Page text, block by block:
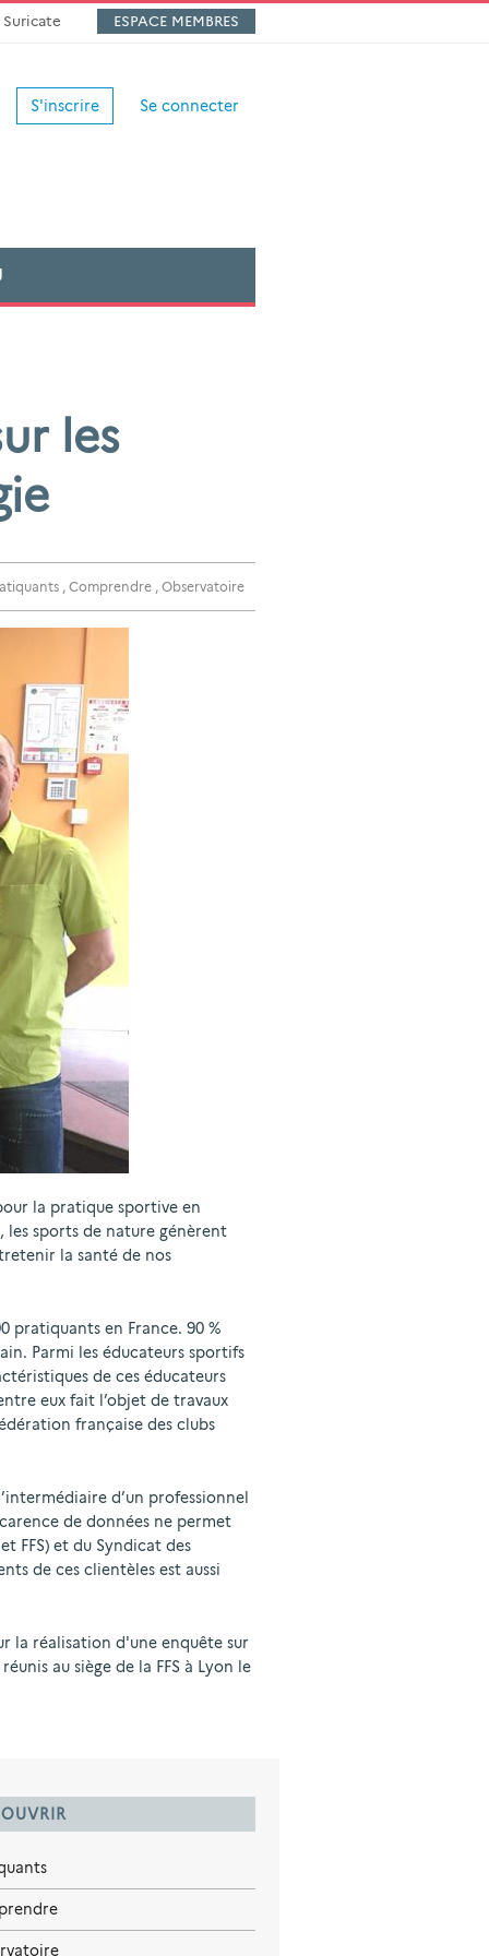
Suricate ESPACE MEMBRES
S'inscrire Se connecter
les
, Comprendre , Observatoire
la pratique sportive en
les sports de nature génèrent
la santé de nos
pratiquants en France. 90 %
Parmi les éducateurs sportifs
de ces éducateurs
eux fait l’objet de travaux
française des clubs
d’un professionnel
de données ne permet
FFS) et du Syndicat des
de ces clientèles est aussi
la réalisation d'une enquête sur
au siège de la FFS à Lyon le